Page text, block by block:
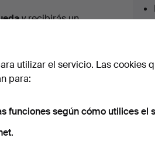
y recibirás un
coinciden con tu
utilizar el servicio. Las cookies
para:
funciones según cómo utilices el